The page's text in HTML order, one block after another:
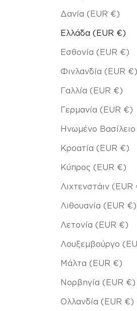
Δανία (EUR €)
Ελλάδα (EUR €)
Εσθονία (EUR €)
Φινλανδία (EUR €)
Γαλλία (EUR €)
Γερμανία (EUR €)
Ηνωμένο
Κροατία (EUR €)
Κύπρος (EUR €)
Λιχτενστάιν (EUR
Λιθουανία (EUR €)
Λετονία (EUR €)
Λουξεμβούργο
Μάλτα (EUR €)
Νορβηγία (EUR €)
Ολλανδία (EUR €)